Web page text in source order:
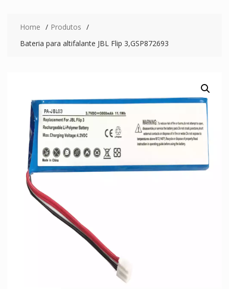
Home
Produtos
Bateria para altifalante JBL Flip 3,GSP872693